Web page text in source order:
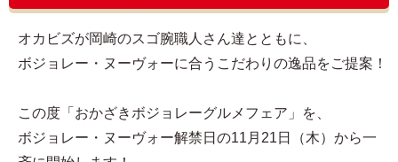
オカビズが岡崎のスゴ腕職人さん達とともに、
ボジョレー・ヌーヴォーに合うこだわりの逸品をご提案！
この度「おかざきボジョレーグルメフェア」を、
ボジョレー・ヌーヴォー解禁日の11月21日（木）から一